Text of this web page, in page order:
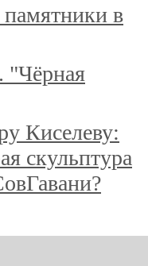
в
"Чёрная
Киселеву:
скульптура